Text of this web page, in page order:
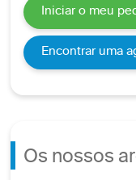
Iniciar o meu
Encontrar uma
Os nossos